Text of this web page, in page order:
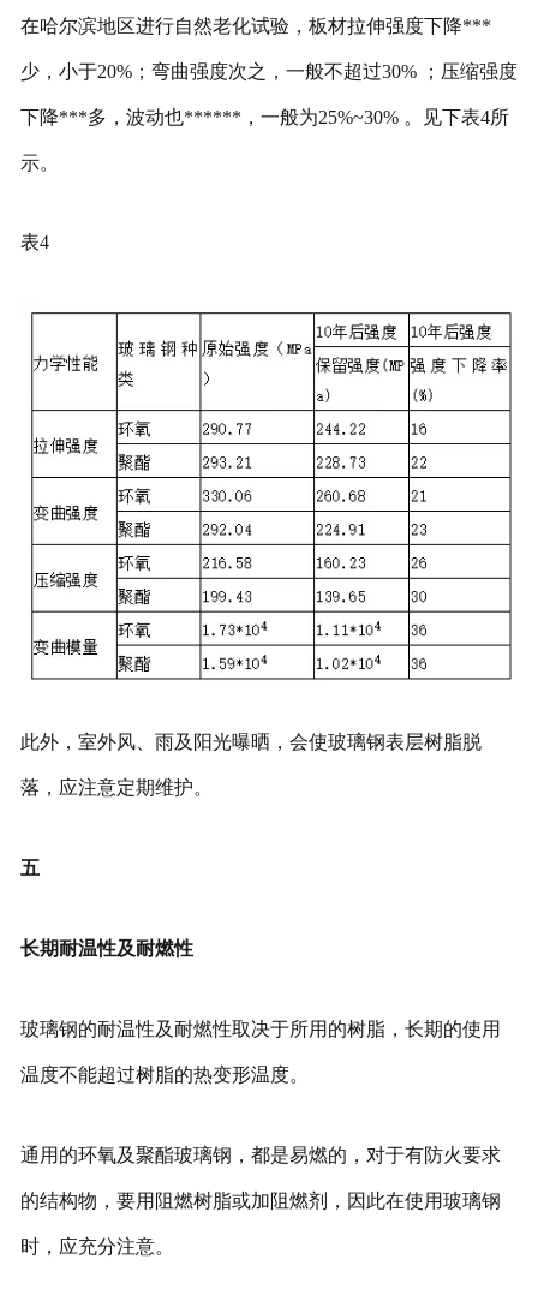
在哈尔滨地区进行自然老化试验，板材拉伸强度下降***
少，小于20%；弯曲强度次之，一般不超过30% ；压缩强度
下降***多，波动也******，一般为25%~30% 。见下表4所
示。
表4
此外，室外风、雨及阳光曝晒，会使玻璃钢表层树脂脱
落，应注意定期维护。
五
长期耐温性及耐燃性
玻璃钢的耐温性及耐燃性取决于所用的树脂，长期的使用
温度不能超过树脂的热变形温度。
通用的环氧及聚酯玻璃钢，都是易燃的，对于有防火要求
的结构物，要用阻燃树脂或加阻燃剂，因此在使用玻璃钢
时，应充分注意。